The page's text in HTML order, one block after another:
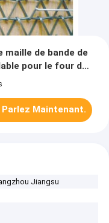
maille de bande de
pour le four de
Parlez Maintenant.
Jiangsu